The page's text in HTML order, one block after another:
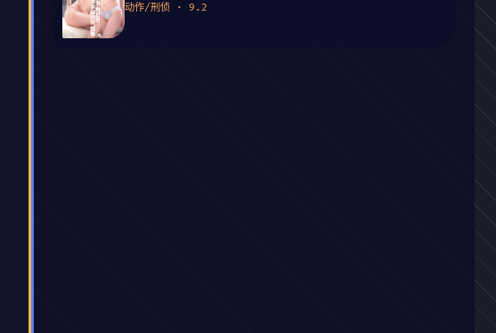
动作/刑侦 · 9.2